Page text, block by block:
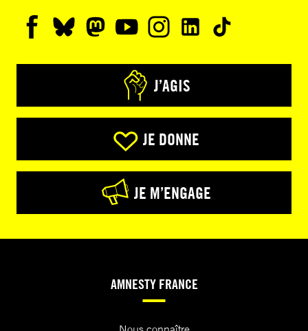
J’AGIS
JE DONNE
JE M’ENGAGE
AMNESTY FRANCE